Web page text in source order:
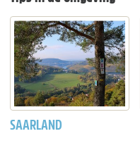
SAARLAND